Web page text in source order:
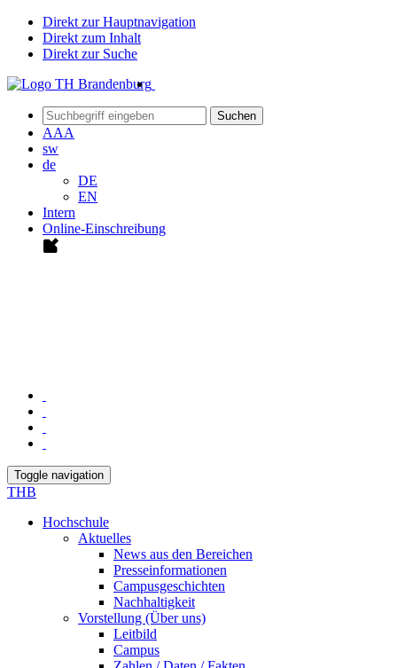
Direkt zur Hauptnavigation
Direkt zum Inhalt
Direkt zur Suche
Suchen
AAA
sw
de
DE
EN
Intern
Online-Einschreibung
Toggle navigation
THB
Hochschule
Aktuelles
News aus den Bereichen
Presseinformationen
Campusgeschichten
Nachhaltigkeit
Vorstellung (Über uns)
Leitbild
Campus